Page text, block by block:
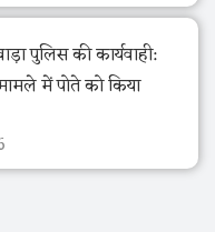
पुलिस की कार्यवाही:
में पोते को किया